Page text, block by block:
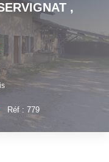
De Vaux
,
Réf : 779